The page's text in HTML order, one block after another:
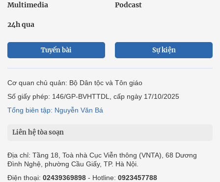
Multimedia Podcast
24h qua
Tuyến bài Sự kiện
Cơ quan chủ quản: Bộ Dân tộc và Tôn giáo
Số giấy phép: 146/GP-BVHTTDL, cấp ngày 17/10/2025
Tổng biên tập: Nguyễn Văn Bá
Liên hệ tòa soạn
Địa chỉ: Tầng 18, Toà nhà Cục Viễn thông (VNTA), 68 Dương
Đình Nghệ, phường Cầu Giấy, TP. Hà Nội.
Điện thoại: 02439369898 - Hotline: 0923457788